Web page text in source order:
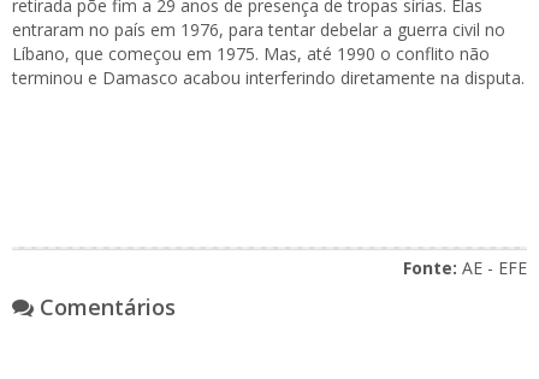
retirada põe fim a 29 anos de presença de tropas sírias. Elas
entraram no país em 1976, para tentar debelar a guerra civil no
Líbano, que começou em 1975. Mas, até 1990 o conflito não
terminou e Damasco acabou interferindo diretamente na disputa.
Fonte: AE - EFE
Comentários